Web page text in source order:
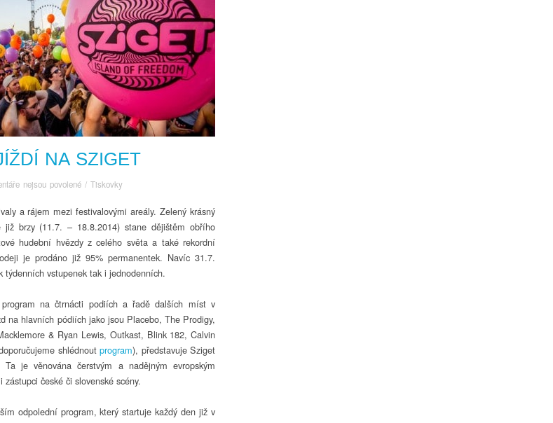
NA SZIGET
nejsou povolenéu
s
názvem
Evropa
přijíždí
na
/ Tiskovky
a rájem mezi festivalovými areály. Zelený krásný
brzy (11.7. – 18.8.2014) stane dějištěm obřího
hudební hvězdy z celého světa a také rekordní
je prodáno již 95% permanentek. Navíc 31.7.
týdenních vstupenek tak i jednodenních.
na čtrnácti podiích a řadě dalších míst v
na hlavních pódiích jako jsou Placebo, The Prodigy,
& Ryan Lewis, Outkast, Blink 182, Calvin
shlédnoutprogram), představuje Sziget
je věnována čerstvým a nadějným evropským
české či slovenské scény.
odpolední program, který startuje každý den již v